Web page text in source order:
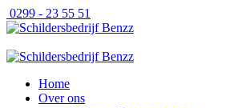
0299 - 23 55 51
Home
Over ons